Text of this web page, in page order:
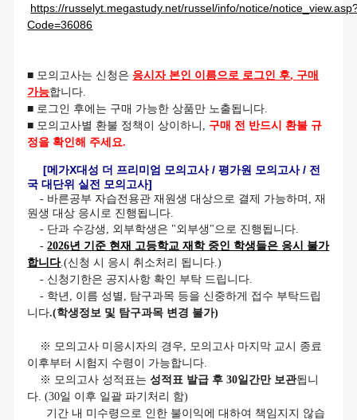
https://russelyt.megastudy.net/russel/info/notice/
Code=36086
■ 모의고사는 신청은 응시자 본인 이름으로 로그인 후, 구매
가능합니다
■ 로그인 후에는 구매 가능한 상품만 노출됩니다
■ 모의고사별 환불 정책이상이하니
구매 전 반드시 환불 규
정을 확인해 주세요.
[메가X대성 더 프리미엄 모의고사 / 평가원 모의고사 / 전
국 대단위 실전 모의고사]
- 바른공부 자습전용관 재원생 대상으로 결제 가능하며 ,재
원생 대상 응시로 진행됩니다
- 단과 수강생 외부학생은 "외부생 " 으로 진행됩니다
-2026년 기준 현재 고등학교 재학 중인 학생들은 응시 불가
합니다.(신청 시 응시 취소처리 됩니다 .)
- 신청기한은 공지사항 확인 부탁 드립니다
- 학년 이름 성별 탐구과목 등을 신중하게 접수 부탁드립
니다.(학생정보 및 탐구과목 변경 불가)
※ 모의고사 미응시자의 경우
모의고사 마지막 교시 종료
이후부터 시험지 수령이 가능합니다
※ 모의고사 성적표는성적표 발급 후30일간만 보관됩니
다 . (30일 이후 일괄 파기처리 함)
기간 내 미수령으로 인한 불이익에 대하여 책임지지 않습